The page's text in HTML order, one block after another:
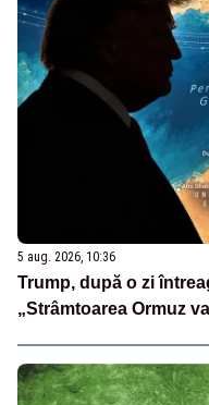
5 aug. 2026, 10:36
Trump, după o zi
„Strâmtoarea Ormuz